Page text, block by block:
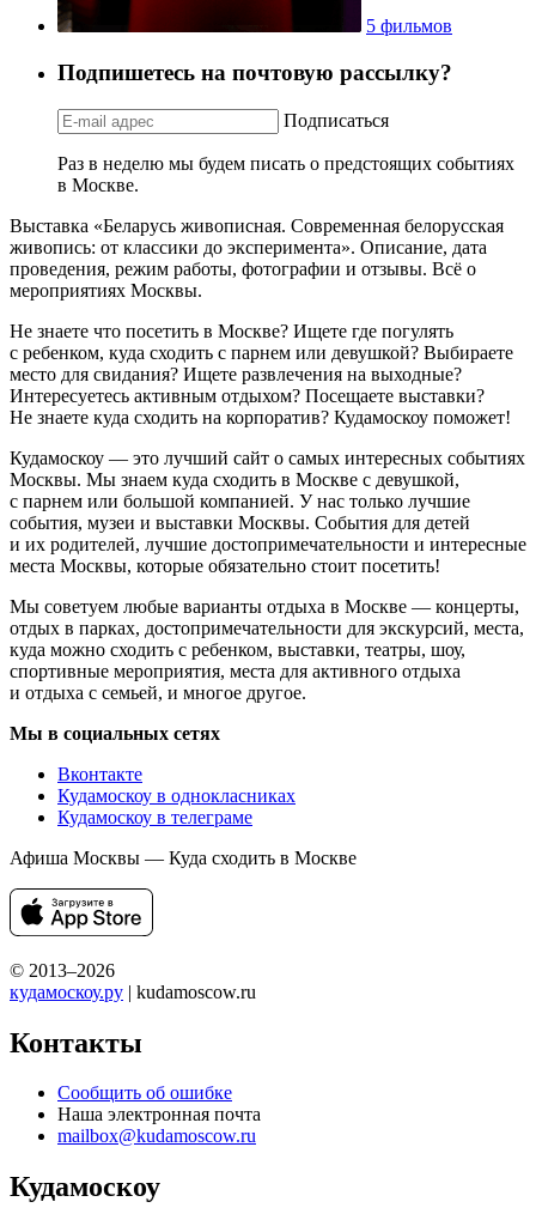
5 фильмов
Подпишетесь на почтовую рассылку?
Подписаться
Раз в неделю мы будем писать о предстоящих событиях
в Москве.
Выставка «Беларусь живописная. Современная белорусская
живопись: от классики до эксперимента». Описание, дата
проведения, режим работы, фотографии и отзывы. Всё о
мероприятиях Москвы.
Не знаете что посетить в Москве? Ищете где погулять
с ребенком, куда сходить с парнем или девушкой? Выбираете
место для свидания? Ищете развлечения на выходные?
Интересуетесь активным отдыхом? Посещаете выставки?
Не знаете куда сходить на корпоратив? Кудамоскоу поможет!
Кудамоскоу — это лучший сайт о самых интересных событиях
Москвы. Мы знаем куда сходить в Москве с девушкой,
с парнем или большой компанией. У нас только лучшие
события, музеи и выставки Москвы. События для детей
и их родителей, лучшие достопримечательности и интересные
места Москвы, которые обязательно стоит посетить!
Мы советуем любые варианты отдыха в Москве — концерты,
отдых в парках, достопримечательности для экскурсий, места,
куда можно сходить с ребенком, выставки, театры, шоу,
спортивные мероприятия, места для активного отдыха
и отдыха с семьей, и многое другое.
Мы в социальных сетях
Вконтакте
Кудамоскоу в однокласниках
Кудамоскоу в телеграме
Афиша Москвы — Куда сходить в Москве
© 2013–2026
кудамоскоу.ру | kudamoscow.ru
Контакты
Сообщить об ошибке
Наша электронная почта
mailbox@kudamoscow.ru
Кудамоскоу